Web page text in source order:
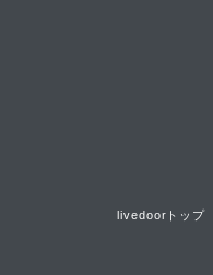
livedoorトップ